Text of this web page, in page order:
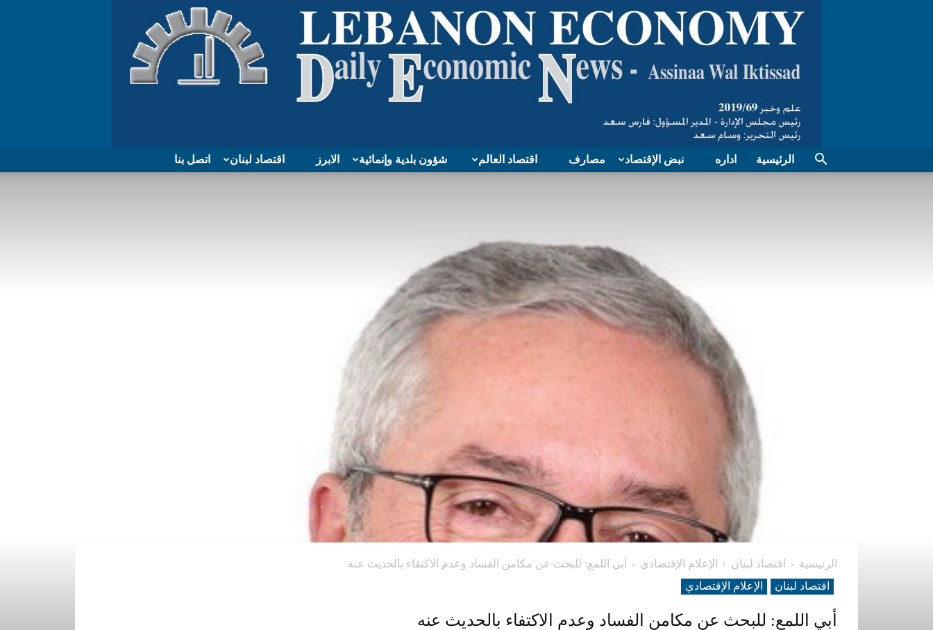
Economy
اتصل بنا اقتصاد لبنان الابرز شؤون بلدية وإنمائية اقتصاد العالم مصارف نبض الإقتصاد اداره الرئيسية
الرئيسية اقتصاد لبنان الإعلام الإقتصادي
أبي اللمع: للبحث عن مكامن الفساد وعدم الاكتفاء بالحديث عنه
اقتصاد لبنان
الإعلام الإقتصادي
أبي اللمع: للبحث عن مكامن الفساد وعدم الاكتفاء بالحديث عنه